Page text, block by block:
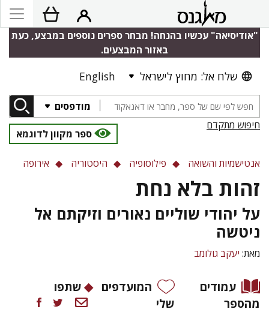
"אודיסיאה" עכשיו בהנחה! מבחר ספרים נוספים במבצע, כעת
באזור המבצעים.
שלח אל: מחוץ לישראל English
מודפסים
חיפוש מתקדם
ספר מקוון לדוגמא
אנטישמיות והשואה פילוסופיה היסטוריה אירופה
זהות בלא נחת
על יהודי שוליים נאורים וזיקתם אל
ניטשה
מאת: יעקב גולומב
עמודים
מהספר
המועדפים
שלי
שתפו